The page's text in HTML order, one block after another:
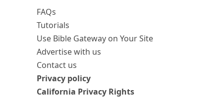
FAQs
Tutorials
Use Bible Gateway on Your Site
Advertise with us
Contact us
Privacy policy
California Privacy Rights